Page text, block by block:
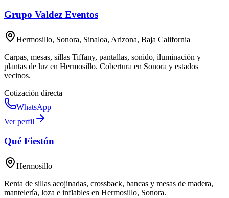
Grupo Valdez Eventos
Hermosillo, Sonora, Sinaloa, Arizona, Baja California
Carpas, mesas, sillas Tiffany, pantallas, sonido, iluminación y
plantas de luz en Hermosillo. Cobertura en Sonora y estados
vecinos.
Cotización directa
WhatsApp
Ver perfil
Qué Fiestón
Hermosillo
Renta de sillas acojinadas, crossback, bancas y mesas de madera,
mantelería, loza e inflables en Hermosillo, Sonora.